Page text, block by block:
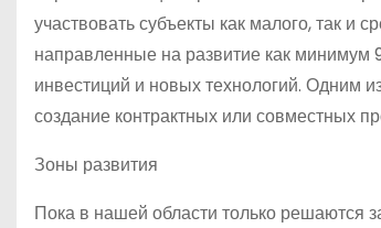
участвовать субъекты как малого, так и
направленные на развитие как минимум
инвестиций и новых технологий. Одним
создание контрактных или совместных
Зоны развития
Пока в нашей области только решаются